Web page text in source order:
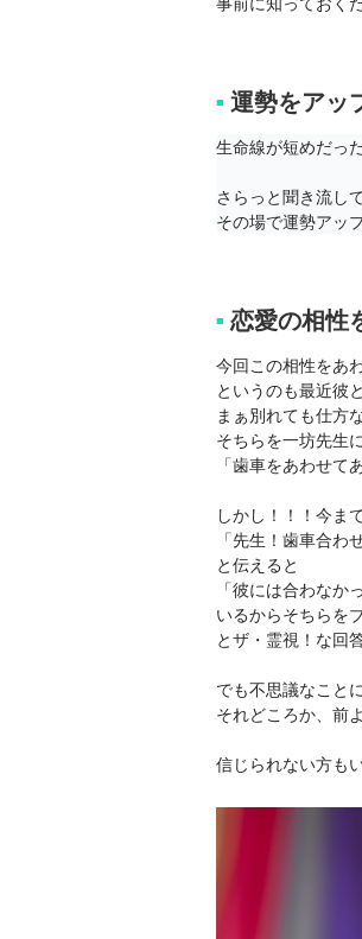
■ 運勢をアッ
生命線が短めだっ
さらっと聞き流し
その場で運勢アッ
■ 恋愛の相性
今回この相性をあ
というのも最近彼
まぁ別れても仕方
そちらを一坊先生
「歯車をあわせて
しかし！！！今ま
「先生！歯車合わ
と伝えると
「彼には合わな
いるからそちらを
とザ・霊視！な回答
でも不思議なこと
それどころか、前
信じられない方も